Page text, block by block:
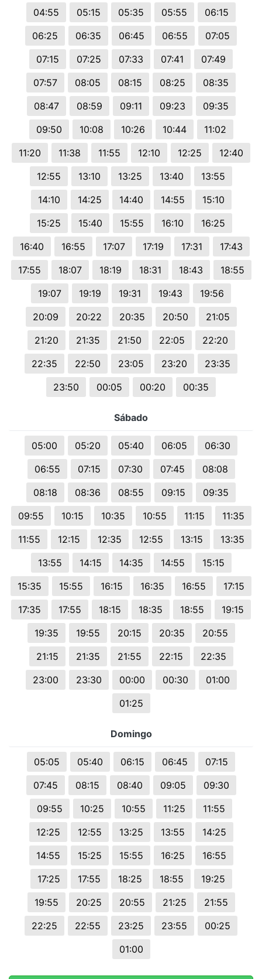
04:55 05:15 05:35 05:55
06:15
06:25
06:35 06:45 06:55
07:05
07:15
07:25 07:33 07:41
07:49
07:57
08:05 08:15 08:25
08:35
08:47
08:59 09:11 09:23
09:35
09:50
10:08 10:26 10:44
11:02
11:20
11:38 11:55 12:10 12:25
12:40
12:55
13:10 13:25 13:40
13:55
14:10
14:25 14:40 14:55
15:10
15:25
15:40 15:55 16:10
16:25
16:40
16:55 17:07 17:19 17:31
17:43
17:55
18:07 18:19 18:31 18:43
18:55
19:07
19:19 19:31 19:43
19:56
20:09
20:22 20:35 20:50
21:05
21:20
21:35 21:50 22:05
22:20
22:35
22:50 23:05 23:20
23:35
23:50
00:05 00:20 00:35
Sábado
05:00 05:20 05:40 06:05
06:30
06:55
07:15 07:30 07:45
08:08
08:18
08:36 08:55 09:15
09:35
09:55
10:15 10:35 10:55 11:15
11:35
11:55
12:15 12:35 12:55 13:15
13:35
13:55
14:15 14:35 14:55
15:15
15:35
15:55 16:15 16:35 16:55
17:15
17:35
17:55 18:15 18:35 18:55
19:15
19:35
19:55 20:15 20:35
20:55
21:15
21:35 21:55 22:15
22:35
23:00
23:30 00:00 00:30
01:00
01:25
Domingo
05:05 05:40 06:15 06:45
07:15
07:45
08:15 08:40 09:05
09:30
09:55
10:25 10:55 11:25
11:55
12:25
12:55 13:25 13:55
14:25
14:55
15:25 15:55 16:25
16:55
17:25
17:55 18:25 18:55
19:25
19:55
20:25 20:55 21:25
21:55
22:25
22:55 23:25 23:55
00:25
01:00